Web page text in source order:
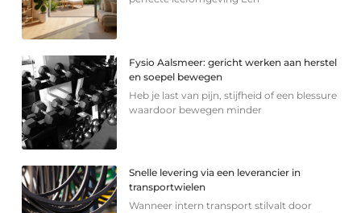
Fysio Aalsmeer: gericht werken aan herstel
en soepel bewegen
Heb je last van pijn, stijfheid of een blessure
waardoor bewegen minder
Snelle levering via een leverancier in
transportwielen
Wanneer intern transport stilvalt door